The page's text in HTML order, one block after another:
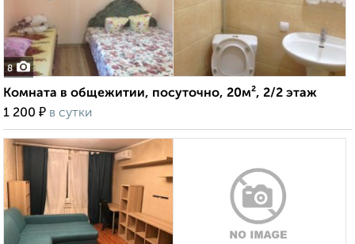
8
Комната в общежитии, посуточно, 20м², 2/2 этаж
1 200 ₽ в сутки